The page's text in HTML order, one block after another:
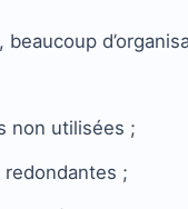
beaucoup
non utilisées ;
;